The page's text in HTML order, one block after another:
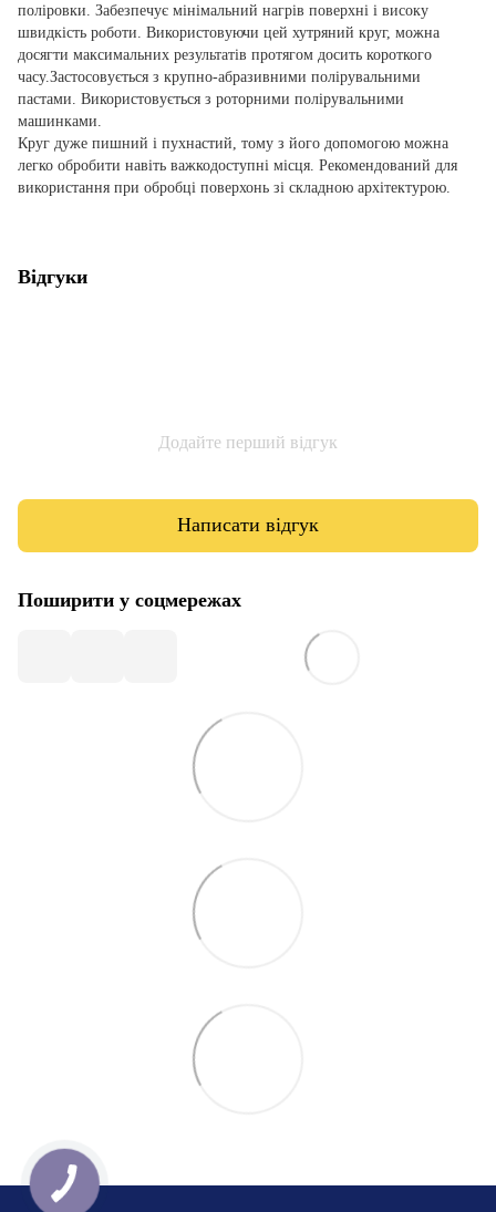
поліровки. Забезпечує мінімальний нагрів поверхні і високу
швидкість роботи. Використовуючи цей хутряний круг, можна
досягти максимальних результатів протягом досить короткого
часу.Застосовується з крупно-абразивними полірувальними
пастами. Використовується з роторними полірувальними
машинками.
Круг дуже пишний і пухнастий, тому з його допомогою можна
легко обробити навіть важкодоступні місця. Рекомендований для
використання при обробці поверхонь зі складною архітектурою.
Відгуки
Додайте перший відгук
Написати відгук
Поширити у соцмережах